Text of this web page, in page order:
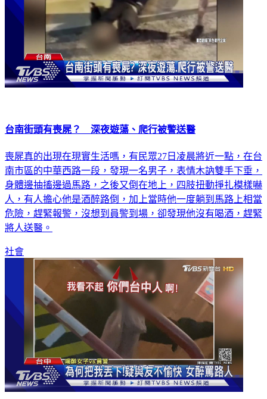
台南街頭有喪屍？ 深夜遊蕩、爬行被警送醫
喪屍真的出現在現實生活嗎，有民眾27日凌晨將近一點，在台
南市區的中華西路一段，發現一名男子，表情木訥雙手下垂，
身體邊抽搐邊過馬路，之後又倒在地上，四肢扭動掙扎模樣嚇
人，有人擔心他是酒醉路倒，加上當時他一度躺到馬路上相當
危險，趕緊報警，沒想到員警到場，卻發現他沒有喝酒，趕緊
將人送醫。
社會